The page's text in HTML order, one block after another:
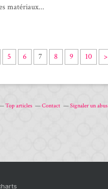
matériaux...
5 6 7 8 9 10
2
3
4
5
>
Top articles Contact Signaler un abus